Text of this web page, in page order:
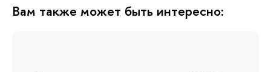
Вам также может быть интересно: